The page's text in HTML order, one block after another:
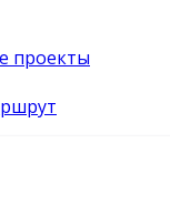
проекты